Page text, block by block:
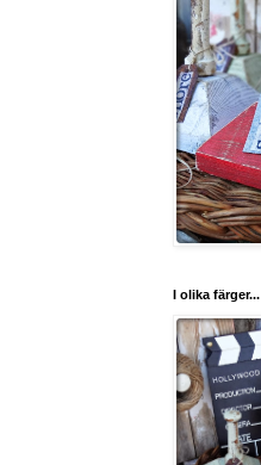
I olika färger...